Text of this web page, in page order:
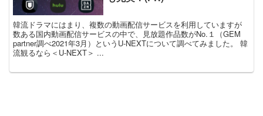
韓流ドラマにはまり、複数の動画配信サービスを利用していますが
数ある国内動画配信サービスの中で、見放題作品数がNo.１（GEM
partner調べ2021年3月）というU-NEXTについて調べてみました。 韓
流観るなら＜U-NEXT＞ ...